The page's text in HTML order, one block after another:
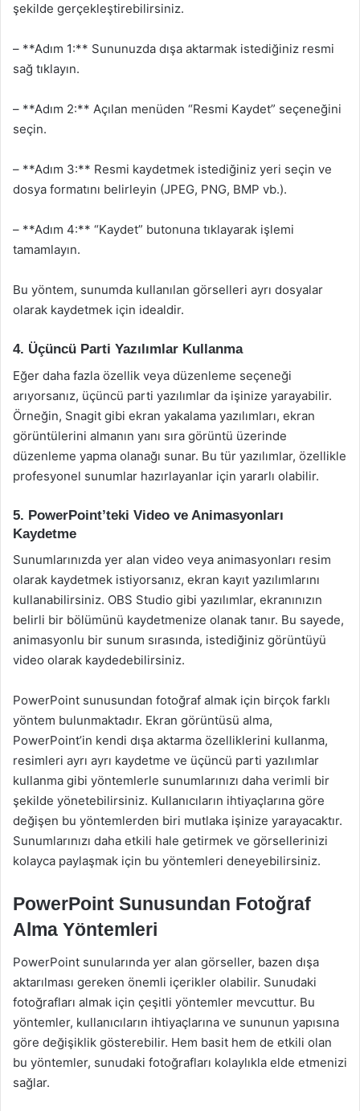
şekilde gerçekleştirebilirsiniz.
– **Adım 1:** Sununuzda dışa aktarmak istediğiniz resmi
sağ tıklayın.
– **Adım 2:** Açılan menüden “Resmi Kaydet” seçeneğini
seçin.
– **Adım 3:** Resmi kaydetmek istediğiniz yeri seçin ve
dosya formatını belirleyin (JPEG, PNG, BMP vb.).
– **Adım 4:** “Kaydet” butonuna tıklayarak işlemi
tamamlayın.
Bu yöntem, sunumda kullanılan görselleri ayrı dosyalar
olarak kaydetmek için idealdir.
4. Üçüncü Parti Yazılımlar Kullanma
Eğer daha fazla özellik veya düzenleme seçeneği
arıyorsanız, üçüncü parti yazılımlar da işinize yarayabilir.
Örneğin, Snagit gibi ekran yakalama yazılımları, ekran
görüntülerini almanın yanı sıra görüntü üzerinde
düzenleme yapma olanağı sunar. Bu tür yazılımlar, özellikle
profesyonel sunumlar hazırlayanlar için yararlı olabilir.
5. PowerPoint’teki Video ve Animasyonları
Kaydetme
Sunumlarınızda yer alan video veya animasyonları resim
olarak kaydetmek istiyorsanız, ekran kayıt yazılımlarını
kullanabilirsiniz. OBS Studio gibi yazılımlar, ekranınızın
belirli bir bölümünü kaydetmenize olanak tanır. Bu sayede,
animasyonlu bir sunum sırasında, istediğiniz görüntüyü
video olarak kaydedebilirsiniz.
PowerPoint sunusundan fotoğraf almak için birçok farklı
yöntem bulunmaktadır. Ekran görüntüsü alma,
PowerPoint’in kendi dışa aktarma özelliklerini kullanma,
resimleri ayrı ayrı kaydetme ve üçüncü parti yazılımlar
kullanma gibi yöntemlerle sunumlarınızı daha verimli bir
şekilde yönetebilirsiniz. Kullanıcıların ihtiyaçlarına göre
değişen bu yöntemlerden biri mutlaka işinize yarayacaktır.
Sunumlarınızı daha etkili hale getirmek ve görsellerinizi
kolayca paylaşmak için bu yöntemleri deneyebilirsiniz.
PowerPoint Sunusundan Fotoğraf
Alma Yöntemleri
PowerPoint sunularında yer alan görseller, bazen dışa
aktarılması gereken önemli içerikler olabilir. Sunudaki
fotoğrafları almak için çeşitli yöntemler mevcuttur. Bu
yöntemler, kullanıcıların ihtiyaçlarına ve sununun yapısına
göre değişiklik gösterebilir. Hem basit hem de etkili olan
bu yöntemler, sunudaki fotoğrafları kolaylıkla elde etmenizi
sağlar.